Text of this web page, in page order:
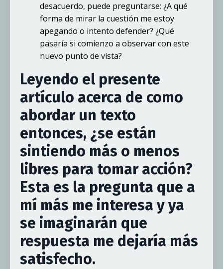
desacuerdo, puede preguntarse: ¿A qué
forma de mirar la cuestión me estoy
apegando o intento defender? ¿Qué
pasaría si comienzo a observar con este
nuevo punto de vista?
Leyendo el presente
artículo acerca de como
abordar un texto
entonces, ¿se están
sintiendo más o menos
libres para tomar acción?
Esta es la pregunta que a
mí más me interesa y ya
se imaginarán que
respuesta me dejaría más
satisfecho.